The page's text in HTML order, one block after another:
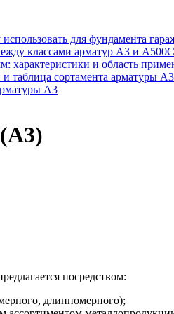
для фундамента
классами арматур А3 и А500С
характеристики и область
и таблица сортамента арматуры А3
А3
посредством:
длинномерного);